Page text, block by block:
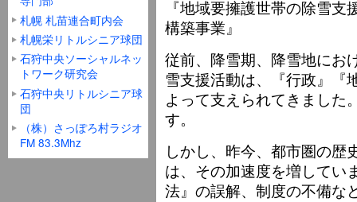
『地域要擁護世帯の除雪
構築事業』
従前、降雪期、降雪地にお
雪支援活動は、『行政』『
よって支えられてきました
す。
しかし、昨今、都市圏の歴
は、その加速度を増してい
法』の誤解、制度の不備な
札幌 札苗連合町内会
札幌栄リトルシニア球団
石狩中央ソーシャルネッ
トワーク研究会
石狩中央リトルシニア球
団
（株）さっぽろ村ラジオ
FM 83.3Mhz